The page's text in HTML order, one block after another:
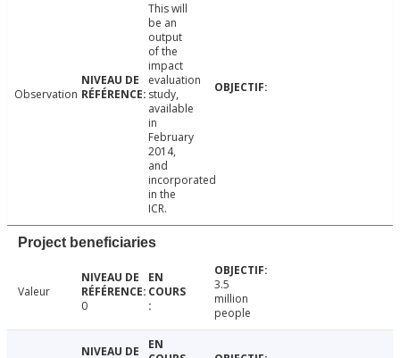
Observation
This will
be an
output
of the
impact
evaluation
study,
available
in
February
2014,
and
incorporated
in the
ICR.
Project beneficiaries
Valeur
0
3.5
million
people